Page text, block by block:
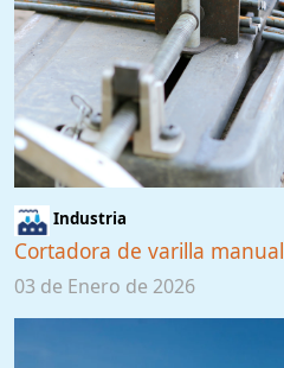
Industria
Cortadora de varilla manual
03 de Enero de 2026